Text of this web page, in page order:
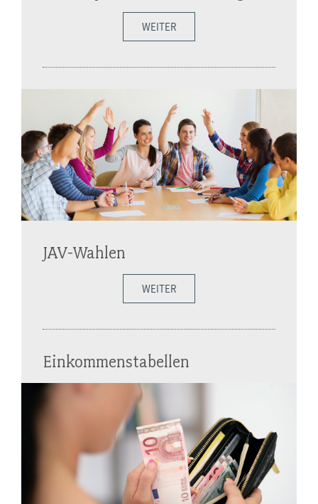
WEITER
JAV-Wahlen
WEITER
Einkommenstabellen